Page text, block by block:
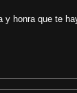
y honra que te